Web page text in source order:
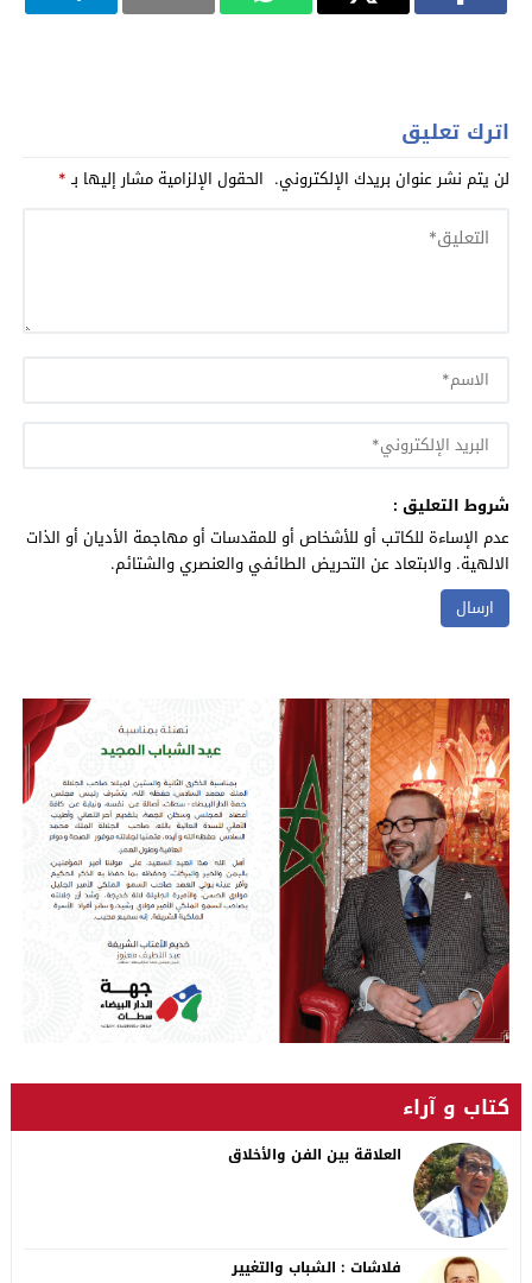
اترك تعليق
لن يتم نشر عنوان بريدك الإلكتروني. الحقول الإلزامية مشار إليها بـ*
شروط التعليق :
عدم الإساءة للكاتب أو للأشخاص أو للمقدسات أو مهاجمة الأديان أو الذات
الالهية. والابتعاد عن التحريض الطائفي والعنصري والشتائم.
كتاب و آراء
العلاقة بين الفن والأخلاق
فلاشات : الشباب والتغيير